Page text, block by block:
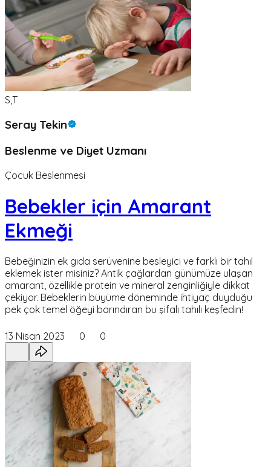
S,T
Seray Tekin
Beslenme ve Diyet Uzmanı
Çocuk Beslenmesi
Bebekler için Amarant
Ekmeği
Bebeğinizin ek gıda serüvenine besleyici ve farklı bir tahıl
eklemek ister misiniz? Antik çağlardan günümüze ulaşan
amarant, özellikle protein ve mineral zenginliğiyle dikkat
çekiyor. Bebeklerin büyüme döneminde ihtiyaç duyduğu
pek çok temel öğeyi barındıran bu şifalı tahılı keşfedin!
13 Nisan 2023 0 0